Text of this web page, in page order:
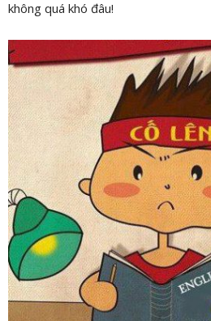
không quá khó đâu!